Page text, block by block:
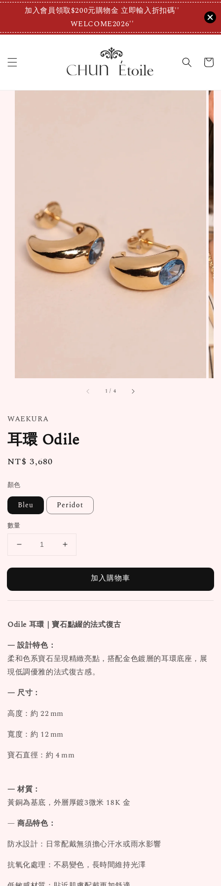
加入會員領取$200元購物金 立即輸入折扣碼''
WELCOME2026''
1 / 4
WAEKURA
耳環 Odile
Regular
NT$ 3,680
顏色
Bleu Peridot
數量
加入購物車
Odile 耳環｜寶石點綴的法式復古
— 設計特色：
柔和色系寶石呈現精緻亮點，搭配金色鍍層的耳環底座，展
現低調優雅的法式復古感。
— 尺寸：
高度：約 22 mm
寬度：約 12 mm
寶石直徑：約 4 mm
— 材質：
黃銅為基底，外層厚鍍3微米 18K 金
—商品特色：
防水設計：日常配戴無須擔心汗水或雨水影響
抗氧化處理：不易變色，長時間維持光澤